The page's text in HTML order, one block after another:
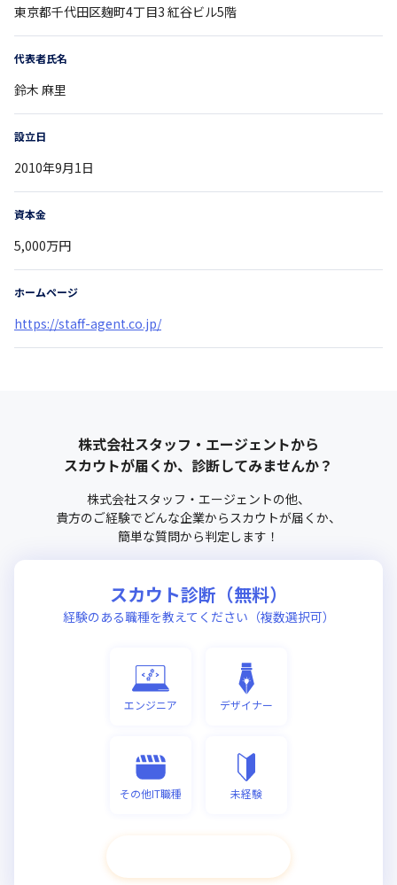
東京都千代田区麹町4丁目3 紅谷ビル5階
代表者氏名
鈴木 麻里
設立日
2010年9月1日
資本金
5,000万円
ホームページ
https://staff-agent.co.jp/
株式会社スタッフ・エージェントから
スカウトが届くか、診断してみませんか？
株式会社スタッフ・エージェントの他、
貴方のご経験でどんな企業からスカウトが届くか、
簡単な質問から判定します！
スカウト診断（無料）
経験のある職種を教えてください（複数選択可）
エンジニア デザイナー
その他IT職種 未経験